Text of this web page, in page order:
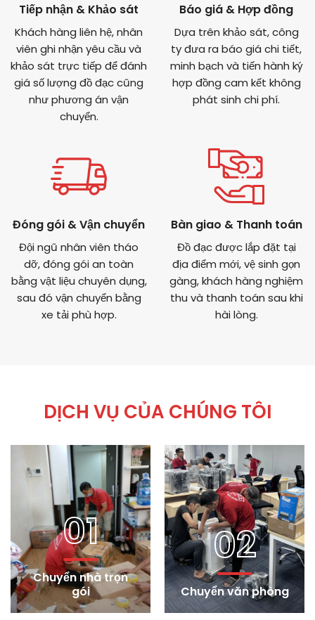
Tiếp nhận & Khảo sát
Khách hàng liên hệ, nhân
viên ghi nhận yêu cầu và
khảo sát trực tiếp để đánh
giá số lượng đồ đạc cũng
như phương án vận
chuyển.
Báo giá & Hợp đồng
Dựa trên khảo sát, công
ty đưa ra báo giá chi tiết,
minh bạch và tiến hành ký
hợp đồng cam kết không
phát sinh chi phí.
Đóng gói & Vận chuyển
Đội ngũ nhân viên tháo
dỡ, đóng gói an toàn
bằng vật liệu chuyên dụng,
sau đó vận chuyển bằng
xe tải phù hợp.
Bàn giao & Thanh toán
Đồ đạc được lắp đặt tại
địa điểm mới, vệ sinh gọn
gàng, khách hàng nghiệm
thu và thanh toán sau khi
hài lòng.
DỊCH VỤ CỦA CHÚNG TÔI
01
Chuyển nhà trọn
gói
02
Chuyển văn phòng